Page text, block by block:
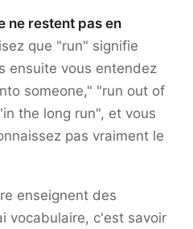
ne restent pas en
que "run" signifie
ensuite vous entendez
someone," "run out of
the long run", et vous
pas vraiment le
enseignent des
vocabulaire, c'est savoir